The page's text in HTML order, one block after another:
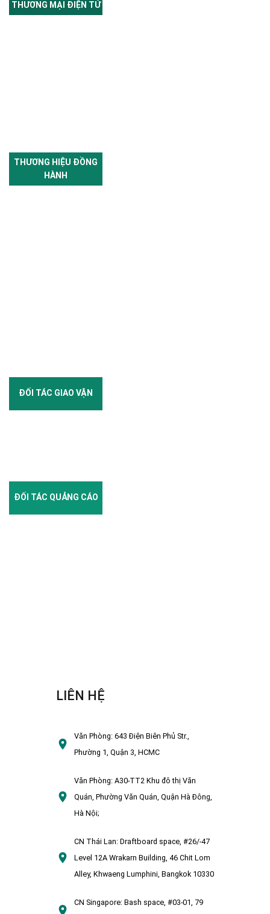
THƯƠNG MẠI ĐIỆN TỬ
THƯƠNG HIỆU ĐỒNG
HÀNH
ĐỐI TÁC GIAO VẬN
ĐỐI TÁC QUẢNG CÁO
LIÊN HỆ
Văn Phòng:643 Điện Biên Phủ Str.,
Phường 1, Quận 3, HCMC
Văn Phòng:A30-TT2 Khu đô thị Văn
Quán, Phường Văn Quán, Quận Hà Đông,
Hà Nội;
CN Thái Lan: Draftboard space, #26/-47
Level 12A Wrakarn Building, 46 Chit Lom
Alley, Khwaeng Lumphini, Bangkok 10330
CN Singapore: Bash space, #03-01, 79